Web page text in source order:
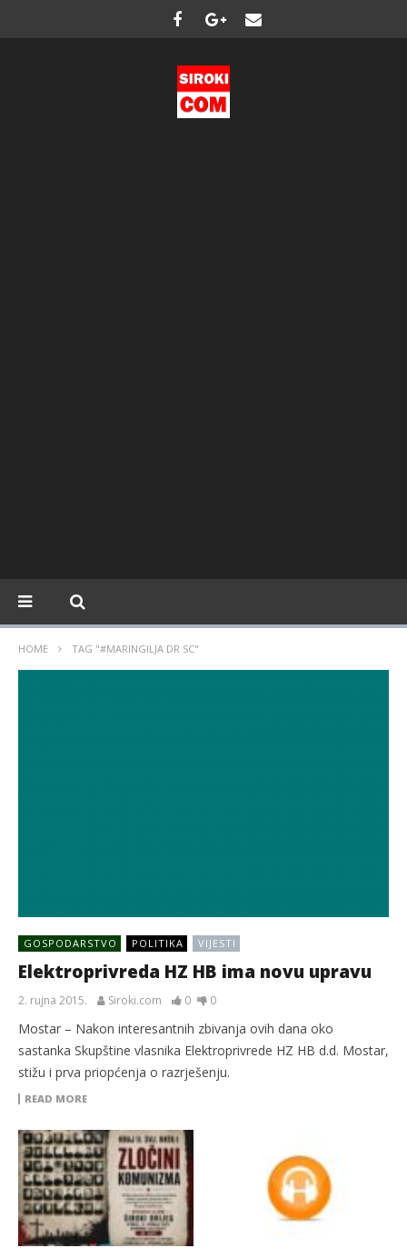
HOME TAG "#MARINGILJA DR SC"
GOSPODARSTVO POLITIKA VIJESTI
Elektroprivreda HZ HB ima novu upravu
2. rujna 2015. Siroki.com 0 0
Mostar – Nakon interesantnih zbivanja ovih dana oko
sastanka Skupštine vlasnika Elektroprivrede HZ HB d.d. Mostar,
stižu i prva priopćenja o razrješenju.
READ MORE